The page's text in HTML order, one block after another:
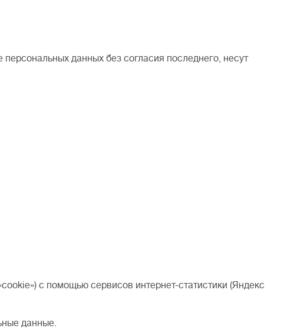
данных без согласия последнего, несут
с помощью сервисов интернет-статистики (Яндекс
данные.